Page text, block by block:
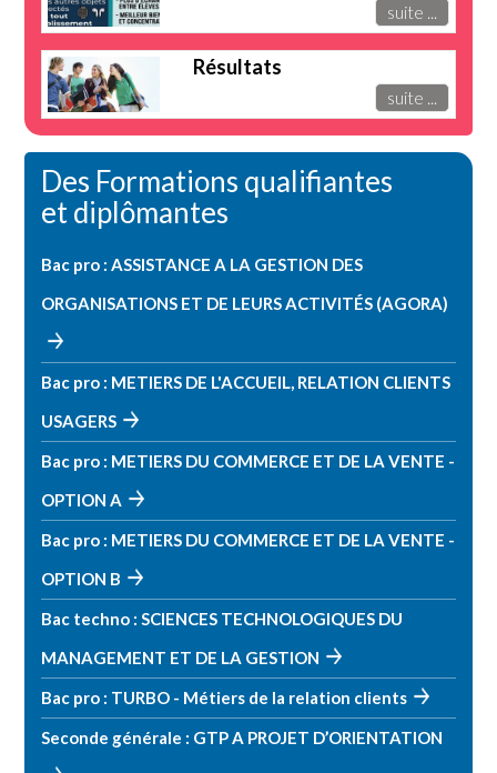
suite ...
Résultats
suite ...
Des Formations qualifiantes
et diplômantes
Bac pro : ASSISTANCE A LA GESTION DES
ORGANISATIONS ET DE LEURS ACTIVITÉS (AGORA)
Bac pro : METIERS DE L'ACCUEIL, RELATION CLIENTS
USAGERS
Bac pro : METIERS DU COMMERCE ET DE LA VENTE -
OPTION A
Bac pro : METIERS DU COMMERCE ET DE LA VENTE -
OPTION B
Bac techno : SCIENCES TECHNOLOGIQUES DU
MANAGEMENT ET DE LA GESTION
Bac pro : TURBO - Métiers de la relation clients
Seconde générale : GTP A PROJET D’ORIENTATION